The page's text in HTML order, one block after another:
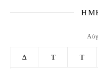
Δ Τ Τ